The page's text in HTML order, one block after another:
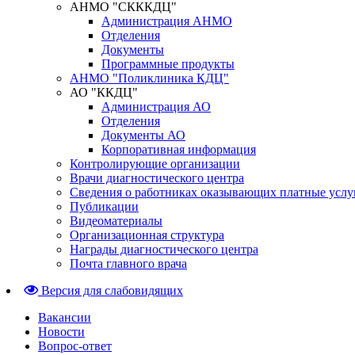
АНМО "СКККДЦ"
Администрация АНМО
Отделения
Документы
Программные продукты
АНМО "Поликлиника КДЦ"
АО "ККДЦ"
Администрация АО
Отделения
Документы АО
Корпоративная информация
Контролирующие организации
Врачи диагностического центра
Сведения о работниках оказывающих платные
Публикации
Видеоматериалы
Организационная структура
Награды диагностического центра
Почта главного врача
Версия для слабовидящих
Вакансии
Новости
Вопрос-ответ